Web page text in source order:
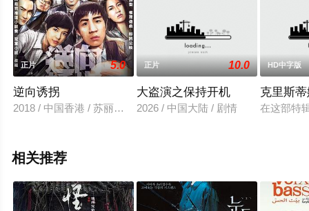
正片 5.0
逆向诱拐
2018 / 中国香港 / 苏丽珊,吴肇轩,邵仲衡,朱鉴然,梁晓丰,陈曾宁,
正片 10.0
大盗演之保持开机
2026 / 中国大陆 / 剧情
HD中字版
克里斯
在这部特
相关推荐